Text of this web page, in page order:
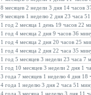
8 месяцев 2 недели 3 дня 14 часов
9 месяцев 1 неделю 2 дня 23 часа
1 год 2 месяца 1 день 19 часов 22
1 год 4 месяца 2 дня 9 часов 36
1 год 4 месяца 2 дня 20 часов 25
1 год 4 месяца 2 дня 22 часа 35
1 год 5 месяцев 3 недели 23 часа 7
1 год 10 месяцев 3 недели 2 дня 1
3 года 7 месяцев 1 неделю 4 дня 18
4 года 1 неделю 3 дня 2 часа 51
4 года 3 месяца 1 неделю 3 дня 11